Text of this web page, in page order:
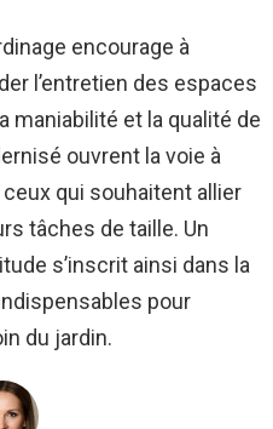
encourage à
l’entretien des espaces
maniabilité et la qualité de
ouvrent la voie à
qui souhaitent allier
tâches de taille. Un
s’inscrit ainsi dans la
pour
du jardin.